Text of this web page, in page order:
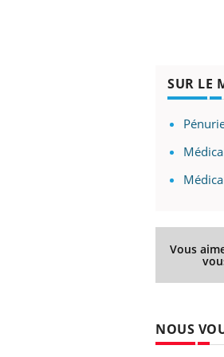
SUR LE
Vous
NOUS
Diabète &
Le Ramadan
nombreuses
diabète, c'est une